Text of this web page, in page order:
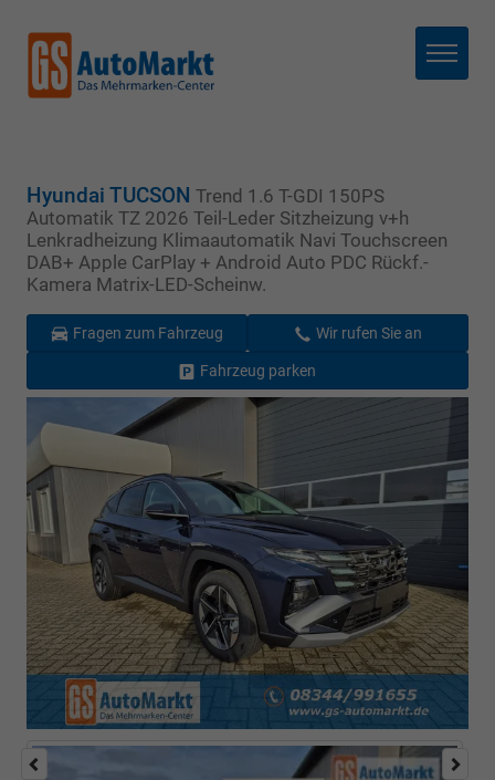
Menü
Hyundai TUCSON Trend 1.6 T-GDI 150PS
Automatik TZ 2026 Teil-Leder Sitzheizung v+h
Lenkradheizung Klimaautomatik Navi Touchscreen
DAB+ Apple CarPlay + Android Auto PDC Rückf.-
Kamera Matrix-LED-Scheinw.
Fragen zum Fahrzeug Wir rufen Sie an
Fahrzeug parken